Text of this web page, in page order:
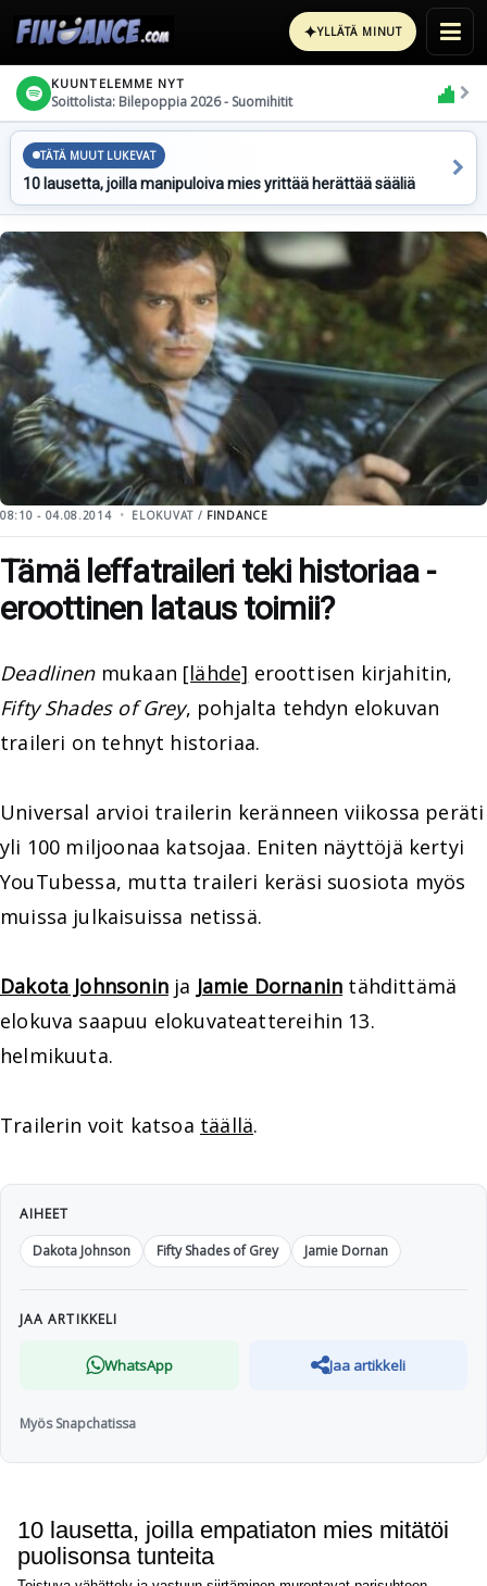
✦YLLÄTÄ MINUT
KUUNTELEMME NYT
Soittolista: Bilepoppia 2026 - Suomihitit
TÄTÄ MUUT LUKEVAT
10 lausetta, joilla manipuloiva mies yrittää herättää sääliä
08:10 - 04.08.2014 ELOKUVAT / FINDANCE
Tämä leffatraileri teki historiaa -
eroottinen lataus toimii?
Deadlinenmukaan [lähde] eroottisen kirjahitin,
Fifty Shades of Grey, pohjalta tehdyn elokuvan
traileri on tehnyt historiaa.
Universal arvioi trailerin keränneen viikossa peräti
yli 100 miljoonaa katsojaa. Eniten näyttöjä kertyi
YouTubessa, mutta traileri keräsi suosiota myös
muissa julkaisuissa netissä.
Dakota Johnsoninja Jamie Dornanin tähdittämä
elokuva saapuu elokuvateattereihin 13.
helmikuuta.
Trailerin voit katsoa täällä.
AIHEET
Dakota Johnson
Fifty Shades of Grey Jamie Dornan
JAA ARTIKKELI
WhatsApp Jaa artikkeli
Myös Snapchatissa